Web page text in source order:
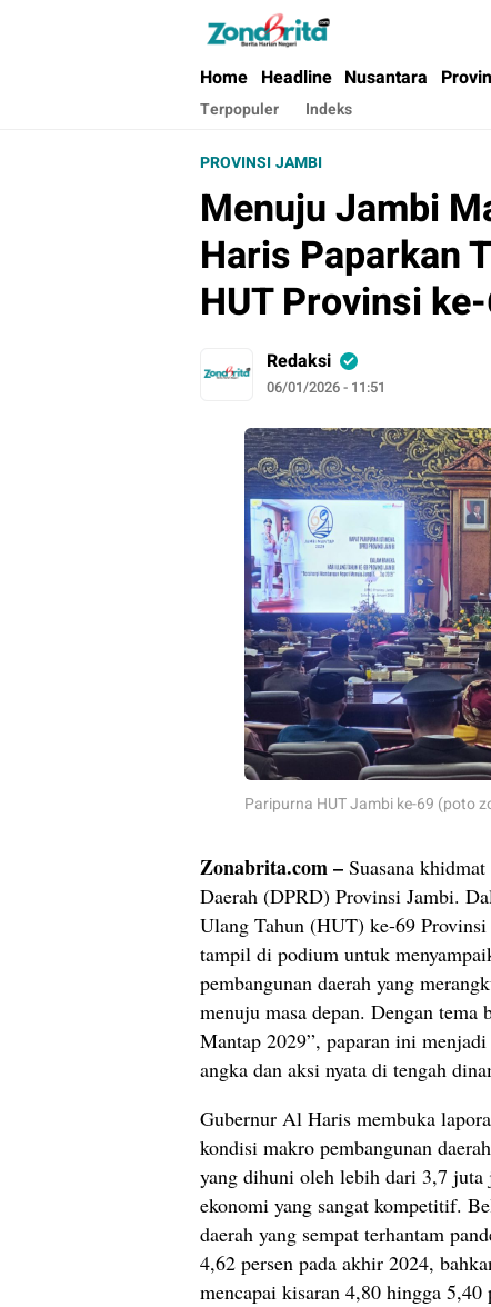
Berita Harian Negeri
Home Headline Nusantara
Terpopuler Indeks
PROVINSI JAMBI
Menuju Jambi
Haris Paparkan
HUT Provinsi
Redaksi
06/01/2026 - 11:51
Paripurna HUT Jambi ke-69 (poto
Zonabrita.com – Suasana
Daerah (DPRD) Provinsi Jambi.
Ulang Tahun (HUT) ke-69
tampil di podium untuk
pembangunan daerah yang
menuju masa depan. Dengan
Mantap 2029”, paparan ini
angka dan aksi nyata di tengah
Gubernur Al Haris membuka
kondisi makro pembangunan
yang dihuni oleh lebih dari 3,7
ekonomi yang sangat kompetitif.
daerah yang sempat terhantam
4,62 persen pada akhir 2024,
mencapai kisaran 4,80 hingga 5,40